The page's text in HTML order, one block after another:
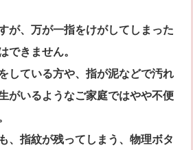
が、万が一指をけがしてしまった
できません。
している方や、指が泥などで汚れ
がいるようなご家庭ではやや不便
、指紋が残ってしまう、物理ボタ